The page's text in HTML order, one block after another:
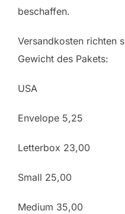
beschaffen.
Versandkosten richten
Gewicht des Pakets:
USA
Envelope 5,25
Letterbox 23,00
Small 25,00
Medium 35,00